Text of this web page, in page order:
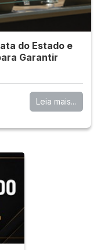
do Estado e
Garantir
Leia mais...